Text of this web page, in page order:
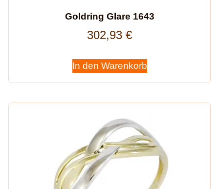
Goldring Glare 1643
302,93 €
In den Warenkorb